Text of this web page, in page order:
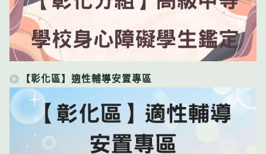
【彰化區】適性輔導安置專區